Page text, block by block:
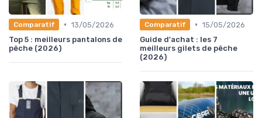
Comparatif • 13/05/2026
Top 5 : meilleurs pantalons de
pêche (2026)
Comparatif • 15/05/2026
Guide d'achat : les 7
meilleurs gilets de pêche
(2026)